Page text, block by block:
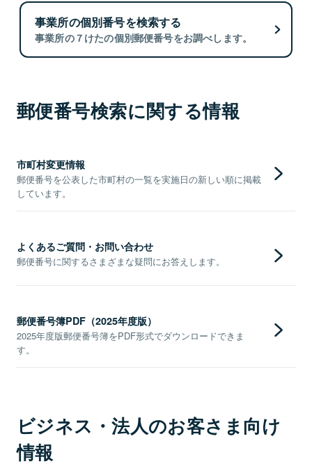
事業所の個別番号を検索する
事業所の７けたの個別郵便番号をお調べします。
郵便番号検索に関する情報
市町村変更情報
郵便番号を公表した市町村の一覧を実施日の新しい順に掲載
しています。
よくあるご質問・お問い合わせ
郵便番号に関するさまざまな疑問にお答えします。
郵便番号簿PDF（2025年度版）
2025年度版郵便番号簿をPDF形式でダウンロードできま
す。
ビジネス・法人のお客さま向け
情報